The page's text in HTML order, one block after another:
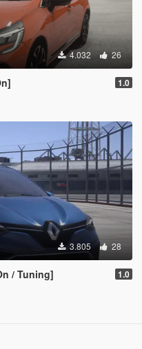
4.032 26
1.0
3.805 28
/ Tuning] 1.0